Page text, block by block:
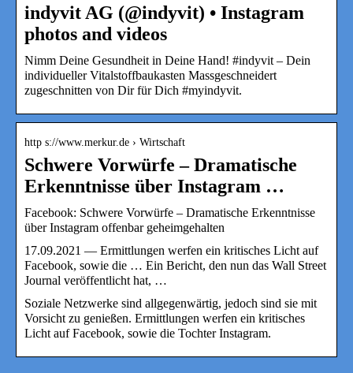
indyvit AG (@indyvit) • Instagram
photos and videos
Nimm Deine Gesundheit in Deine Hand! #indyvit – Dein
individueller Vitalstoffbaukasten Massgeschneidert
zugeschnitten von Dir für Dich #myindyvit.
http s://www.merkur.de › Wirtschaft
Schwere Vorwürfe – Dramatische
Erkenntnisse über Instagram …
Facebook: Schwere Vorwürfe – Dramatische Erkenntnisse
über Instagram offenbar geheimgehalten
17.09.2021 — Ermittlungen werfen ein kritisches Licht auf
Facebook, sowie die … Ein Bericht, den nun das Wall Street
Journal veröffentlicht hat, …
Soziale Netzwerke sind allgegenwärtig, jedoch sind sie mit
Vorsicht zu genießen. Ermittlungen werfen ein kritisches
Licht auf Facebook, sowie die Tochter Instagram.